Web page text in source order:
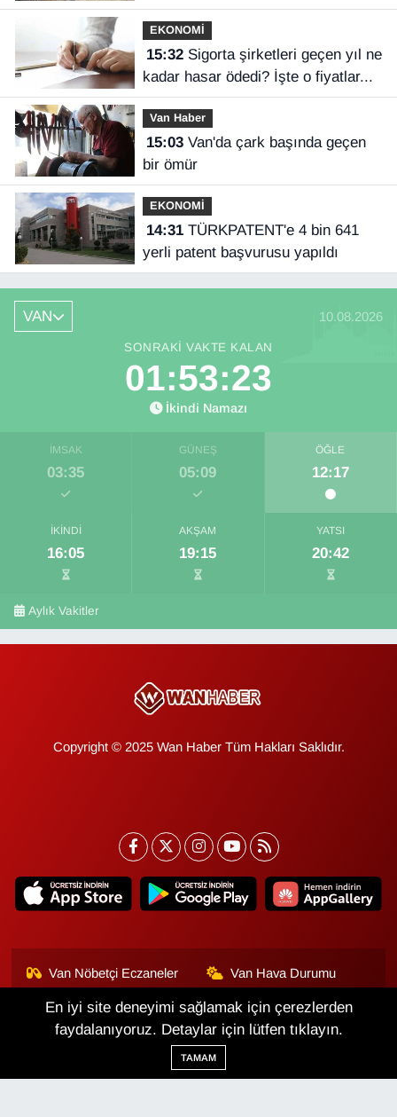
EKONOMİ
15:32Sigorta şirketleri geçen yıl ne
kadar hasar ödedi? İşte o fiyatlar...
Van Haber
15:03Van'da çark başında geçen
bir ömür
EKONOMİ
14:31TÜRKPATENT'e 4 bin 641
yerli patent başvurusu yapıldı
VAN 10.08.2026
SONRAKI VAKTE KALAN
01:53:23
İkindi Namazı
İMSAK
03:35
GÜNEŞ
05:09
ÖĞLE
12:17
İKINDI
16:05
AKŞAM
19:15
YATSI
20:42
Aylık Vakitler
Copyright © 2025 Wan Haber Tüm Hakları Saklıdır.
Van Nöbetçi Eczaneler Van Hava Durumu
Van Namaz Vakitleri
Van Trafik Yoğunluk
Haritası
Puan Durumu ve Fikstür
En iyi site deneyimi sağlamak için çerezlerden
faydalanıyoruz. Detaylar için lütfen tıklayın.
TAMAM